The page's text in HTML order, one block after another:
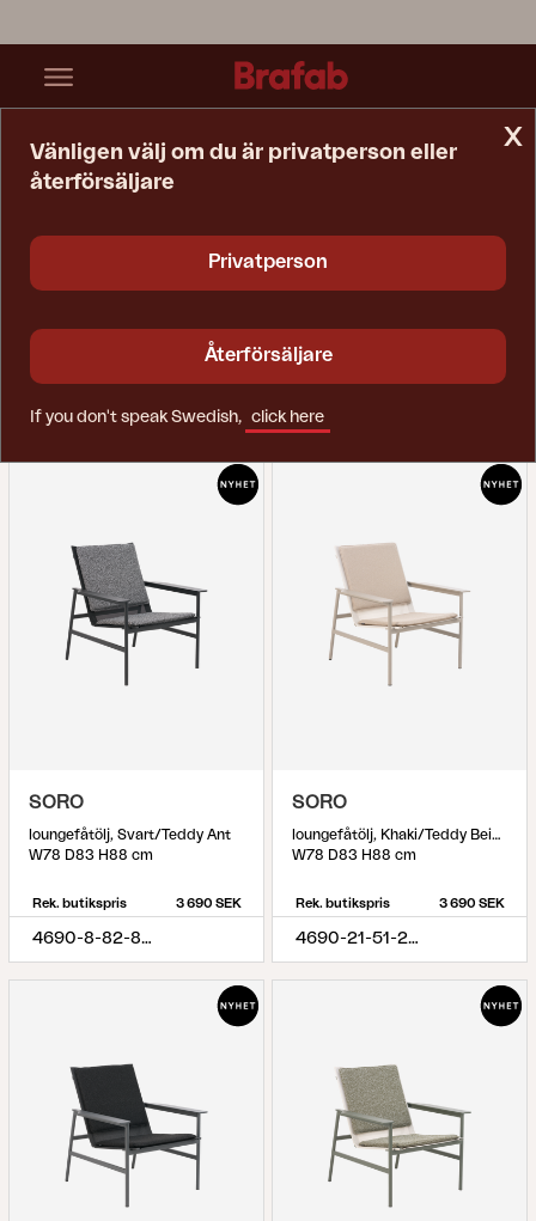
Fåtölj
Filtrera
SORO
loungefåtölj, Svart/Teddy Ant
W78 D83 H88 cm
Rek. butikspris 3 690 SEK
4690-8-82-885
SORO
loungefåtölj, Khaki/Teddy Beige
W78 D83 H88 cm
Rek. butikspris 3 690 SEK
4690-21-51-284
x
Vänligen välj om du är privatperson eller
återförsäljare
Privatperson
Återförsäljare
If you don't speak Swedish, click here